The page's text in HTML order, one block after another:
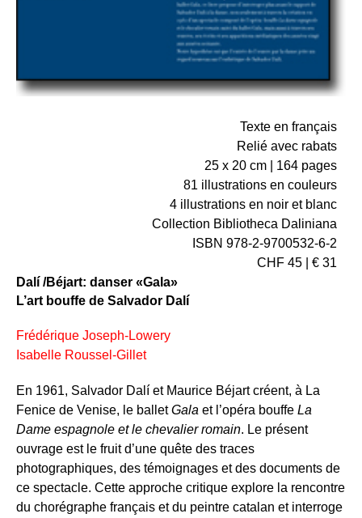
Texte en français
Relié avec rabats
25 x 20 cm | 164 pages
81 illustrations en couleurs
4 illustrations en noir et blanc
Collection Bibliotheca Daliniana
ISBN 978-2-9700532-6-2
CHF 45 | € 31
Dalí /Béjart: danser «Gala»
L’art bouffe de Salvador Dalí
Frédérique Joseph-Lowery
Isabelle Roussel-Gillet
En 1961, Salvador Dalí et Maurice Béjart créent, à La
Fenice de Venise, le balletGala et l’opéra bouffe La
Dame espagnole et le chevalier romain. Le présent
ouvrage est le fruit d’une quête des traces
photographiques, des témoignages et des documents de
ce spectacle. Cette approche critique explore la rencontre
du chorégraphe français et du peintre catalan et interroge